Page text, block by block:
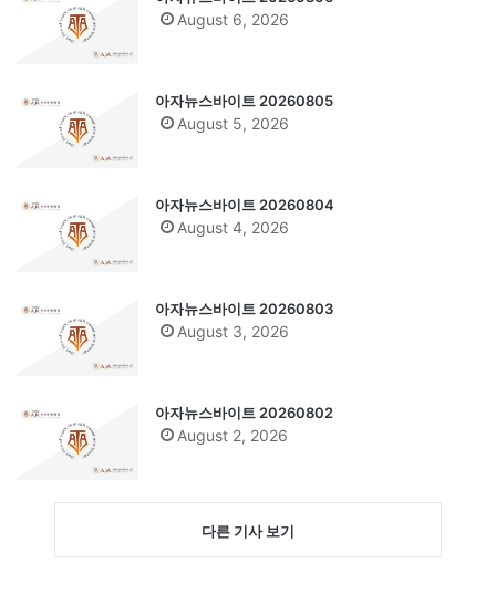
August 6, 2026
아자뉴스바이트 20260805
August 5, 2026
아자뉴스바이트 20260804
August 4, 2026
아자뉴스바이트 20260803
August 3, 2026
아자뉴스바이트 20260802
August 2, 2026
다른 기사 보기